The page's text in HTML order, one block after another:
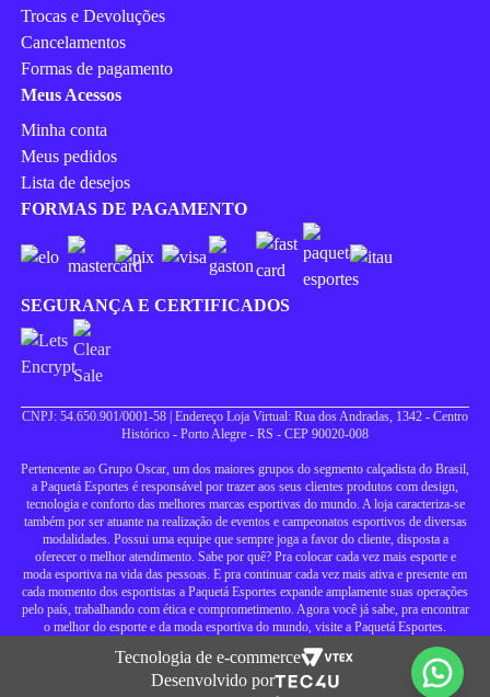
Trocas e Devoluções
Cancelamentos
Formas de pagamento
Meus Acessos
Minha conta
Meus pedidos
Lista de desejos
FORMAS DE PAGAMENTO
SEGURANÇA E CERTIFICADOS
CNPJ: 54.650.901/0001-58 | Endereço Loja Virtual: Rua dos Andradas, 1342 - Centro
Histórico - Porto Alegre - RS - CEP 90020-008
Pertencente ao Grupo Oscar, um dos maiores grupos do segmento calçadista do Brasil,
a Paquetá Esportes é responsável por trazer aos seus clientes produtos com design,
tecnologia e conforto das melhores marcas esportivas do mundo. A loja caracteriza-se
também por ser atuante na realização de eventos e campeonatos esportivos de diversas
modalidades. Possui uma equipe que sempre joga a favor do cliente, disposta a
oferecer o melhor atendimento. Sabe por quê? Pra colocar cada vez mais esporte e
moda esportiva na vida das pessoas. E pra continuar cada vez mais ativa e presente em
cada momento dos esportistas a Paquetá Esportes expande amplamente suas operações
pelo país, trabalhando com ética e comprometimento. Agora você já sabe, pra encontrar
o melhor do esporte e da moda esportiva do mundo, visite a Paquetá Esportes.
Tecnologia de e-commerce
Desenvolvido por